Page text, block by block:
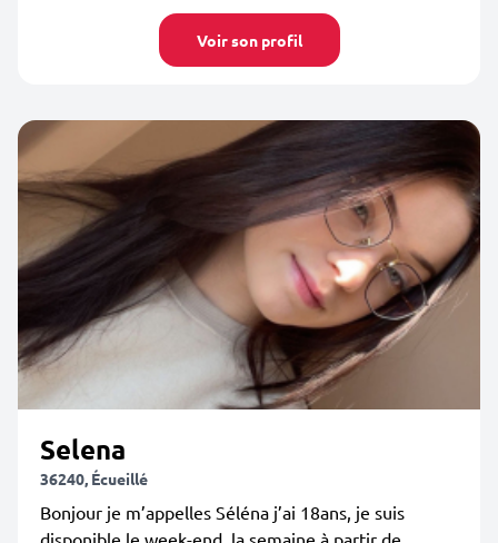
Voir son profil
Selena
36240, Écueillé
Bonjour je m’appelles Séléna j’ai 18ans, je suis
disponible le week-end, la semaine à partir de